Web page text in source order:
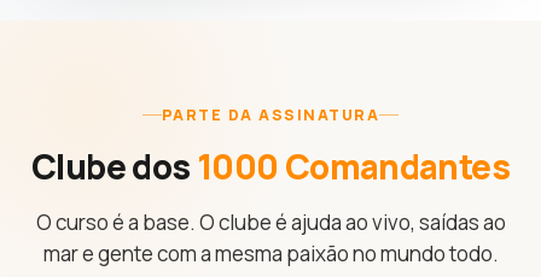
PARTE DA ASSINATURA
Clube dos 1000 Comandantes
O curso é a base. O clube é ajuda ao vivo, saídas ao
mar e gente com a mesma paixão no mundo todo.